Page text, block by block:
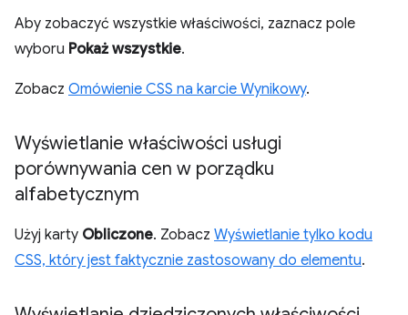
Aby zobaczyć wszystkie właściwości, zaznacz pole
wyboru Pokaż wszystkie.
Zobacz Omówienie CSS na karcie Wynikowy.
Wyświetlanie właściwości usługi
porównywania cen w porządku
alfabetycznym
Użyj karty Obliczone. Zobacz Wyświetlanie tylko kodu
CSS, który jest faktycznie zastosowany do elementu.